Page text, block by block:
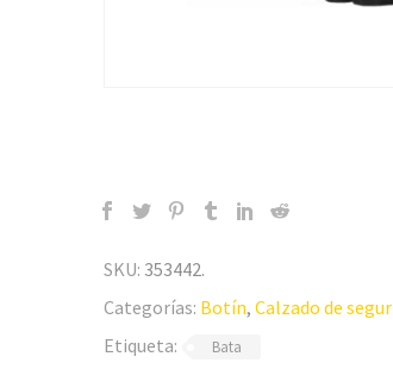
SKU: 353442.
Categorías: Botín, Calzado de
Etiqueta:
Bata